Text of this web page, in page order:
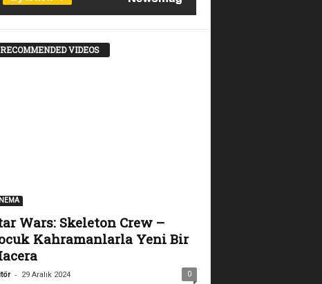
RECOMMENDED VIDEOS
Wars: Skeleton Crew –
Kahramanlarla Yeni Bir
- 29 Aralık 2024 0